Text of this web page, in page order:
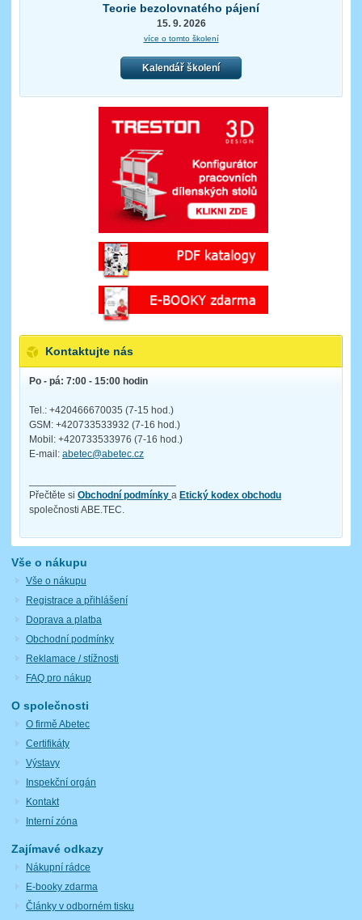
Teorie bezolovnatého pájení
15. 9. 2026
více o tomto školení
Kalendář školení
Kontaktujte nás
Po - pá: 7:00 - 15:00 hodin
Tel.: +420466670035 (7-15 hod.)
GSM: +420733533932 (7-16 hod.)
Mobil: +420733533976 (7-16 hod.)
E-mail: abetec@abetec.cz
Přečtěte si Obchodní podmínky a Etický kodex obchodu
společnosti ABE.TEC.
Vše o nákupu
Vše o nákupu
Registrace a přihlášení
Doprava a platba
Obchodní podmínky
Reklamace / stížnosti
FAQ pro nákup
O společnosti
O firmě Abetec
Certifikáty
Výstavy
Inspekční orgán
Kontakt
Interní zóna
Zajímavé odkazy
Nákupní rádce
E-booky zdarma
Články v odborném tisku